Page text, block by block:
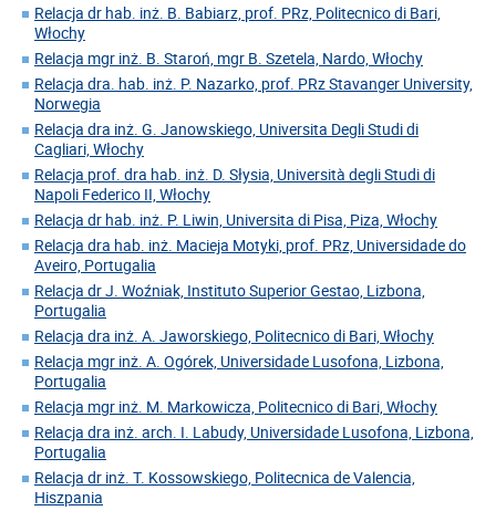
Relacja dr hab. inż. B. Babiarz, prof. PRz, Politecnico di Bari,
Włochy
Relacja mgr inż. B. Staroń, mgr B. Szetela, Nardo, Włochy
Relacja dra. hab. inż. P. Nazarko, prof. PRz Stavanger University,
Norwegia
Relacja dra inż. G. Janowskiego, Universita Degli Studi di
Cagliari, Włochy
Relacja prof. dra hab. inż. D. Słysia, Università degli Studi di
Napoli Federico II, Włochy
Relacja dr hab. inż. P. Liwin, Universita di Pisa, Piza, Włochy
Relacja dra hab. inż. Macieja Motyki, prof. PRz, Universidade do
Aveiro, Portugalia
Relacja dr J. Woźniak, Instituto Superior Gestao, Lizbona,
Portugalia
Relacja dra inż. A. Jaworskiego, Politecnico di Bari, Włochy
Relacja mgr inż. A. Ogórek, Universidade Lusofona, Lizbona,
Portugalia
Relacja mgr inż. M. Markowicza, Politecnico di Bari, Włochy
Relacja dra inż. arch. I. Labudy, Universidade Lusofona, Lizbona,
Portugalia
Relacja dr inż. T. Kossowskiego, Politecnica de Valencia,
Hiszpania